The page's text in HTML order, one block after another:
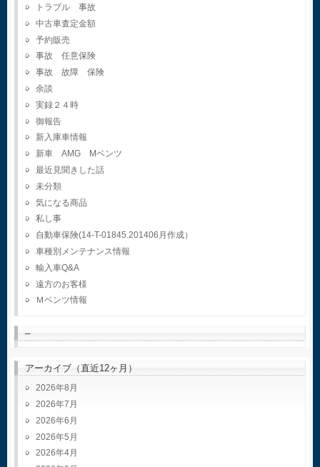
トラブル 事故
中古車査定金額
予約販売
事故 任意保険
事故 故障 保険
余談
実録２４時
御報告
新入庫車情報
新車 AMG Mベンツ
最近見聞きした話
未分類
気になる商品
私し事
自動車保険(14-T-01845.201406月作成）
車種別メンテナンス情報
輸入車Q&A
遠方のお客様
Ｍベンツ情報
–
アーカイブ（直近12ヶ月）
2026年8月
2026年7月
2026年6月
2026年5月
2026年4月